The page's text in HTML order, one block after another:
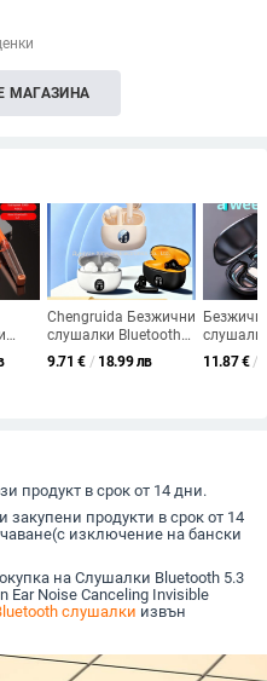
МАГАЗИНА
Chengruida Безжични
слушалки Bluetooth
5.3, IPX7
водоустойчивост,
9.71 € / 18.99 лв
ушна
11.87€ /
продукт в срок от 14 дни.
продукти в срок от 14
изключение на бански
на Слушалки Bluetooth 5.3
Ear Noise Canceling Invisible
слушалки извън